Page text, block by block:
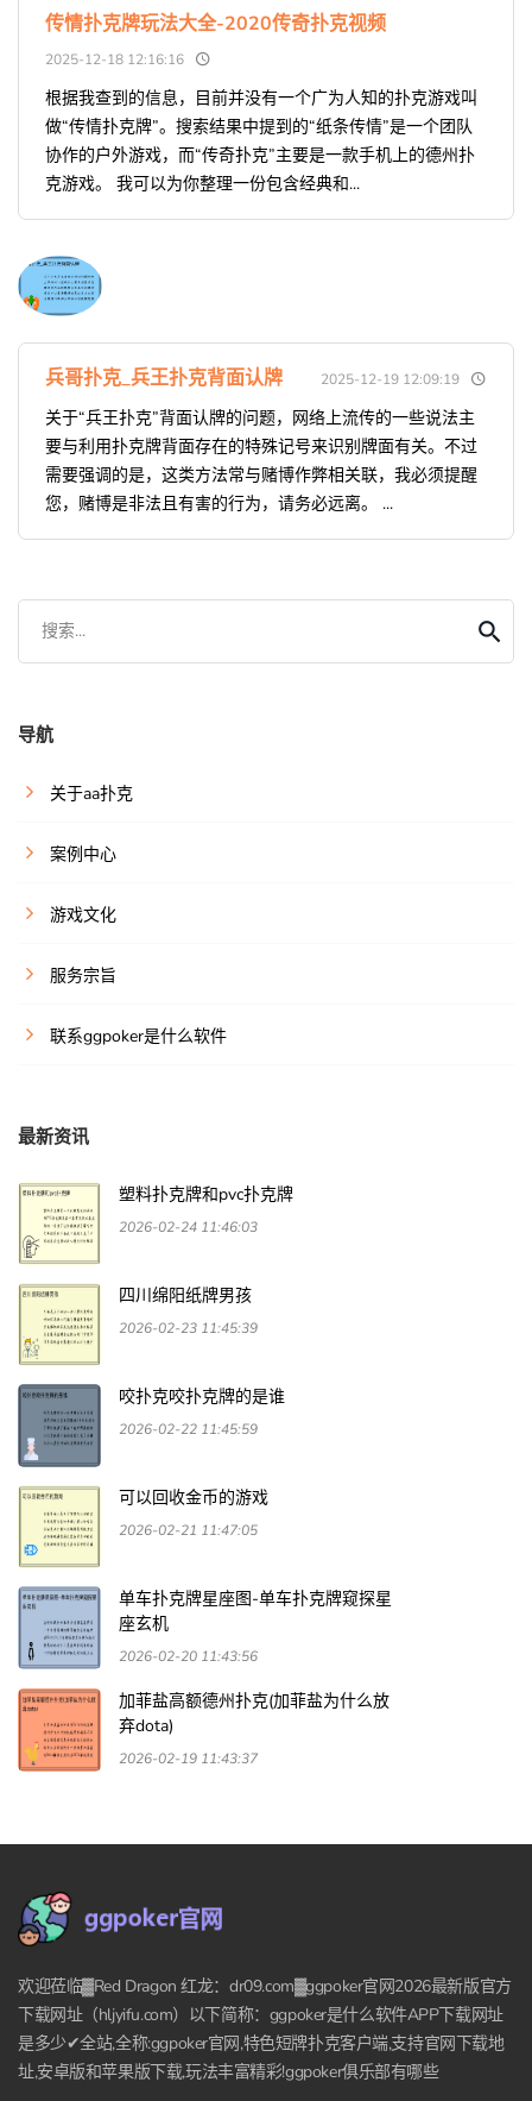
传情扑克牌玩法大全-2020传奇扑克视频
2025-12-18 12:16:16
根据我查到的信息，目前并没有一个广为人知的扑克游戏叫
做“传情扑克牌”。搜索结果中提到的“纸条传情”是一个团队
协作的户外游戏，而“传奇扑克”主要是一款手机上的德州扑
克游戏。 我可以为你整理一份包含经典和...
兵哥扑克_兵王扑克背面认牌 2025-12-19 12:09:19
关于“兵王扑克”背面认牌的问题，网络上流传的一些说法主
要与利用扑克牌背面存在的特殊记号来识别牌面有关。不过
需要强调的是，这类方法常与赌博作弊相关联，我必须提醒
您，赌博是非法且有害的行为，请务必远离。 ...
搜索...
导航
关于aa扑克
案例中心
游戏文化
服务宗旨
联系ggpoker是什么软件
最新资讯
塑料扑克牌和pvc扑克牌
2026-02-24 11:46:03
四川绵阳纸牌男孩
2026-02-23 11:45:39
咬扑克咬扑克牌的是谁
2026-02-22 11:45:59
可以回收金币的游戏
2026-02-21 11:47:05
单车扑克牌星座图-单车扑克牌窥探星
座玄机
2026-02-20 11:43:56
加菲盐高额德州扑克(加菲盐为什么放
弃dota)
2026-02-19 11:43:37
欢迎莅临▓Red Dragon 红龙：dr09.com▓ggpoker官网2026最新版官方
下载网址（hljyifu.com）以下简称：ggpoker是什么软件APP下载网址
是多少✔全站,全称:ggpoker官网,特色短牌扑克客户端,支持官网下载地
址,安卓版和苹果版下载,玩法丰富精彩!ggpoker俱乐部有哪些